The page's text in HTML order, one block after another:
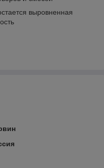
выровненная